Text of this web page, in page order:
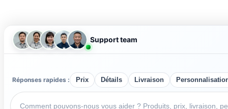
Support team
Réponses rapides : Prix Détails Livraison